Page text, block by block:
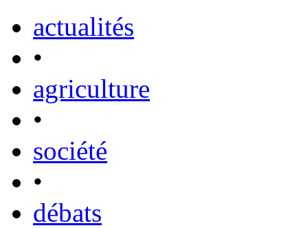
actualités
•
agriculture
•
société
•
débats